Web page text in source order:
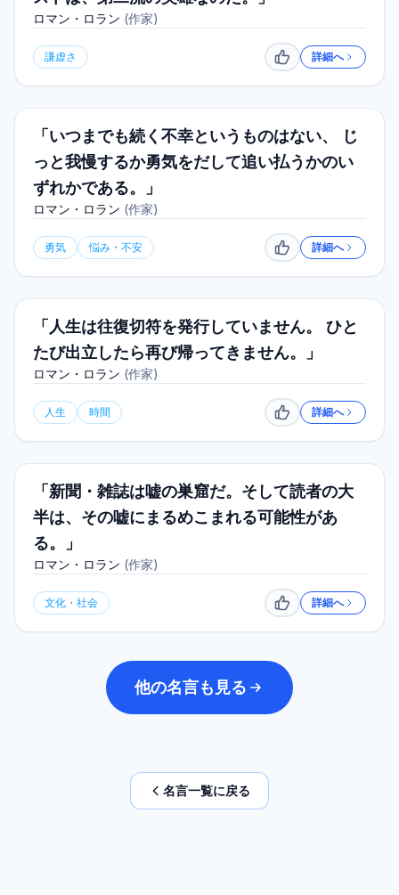
ロマン・ロラン (作家)
謙虚さ いいね詳細へ
「いつまでも続く不幸というものはない、 じ
っと我慢するか勇気をだして追い払うかのい
ずれかである。」
ロマン・ロラン (作家)
勇気 悩み・不安 いいね詳細へ
「人生は往復切符を発行していません。 ひと
たび出立したら再び帰ってきません。」
ロマン・ロラン (作家)
人生 時間 いいね詳細へ
「新聞・雑誌は嘘の巣窟だ。そして読者の大
半は、その嘘にまるめこまれる可能性があ
る。」
ロマン・ロラン (作家)
文化・社会 いいね詳細へ
他の名言も見る
名言一覧に戻る